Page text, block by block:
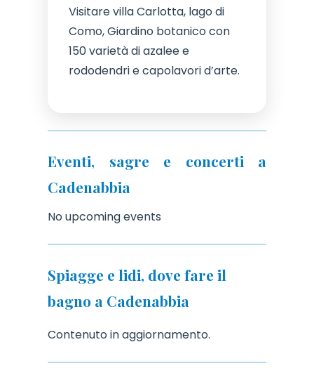
Visitare villa Carlotta, lago di
Como, Giardino botanico con
150 varietà di azalee e
rododendri e capolavori d’arte.
Eventi, sagre e concerti a
Cadenabbia
No upcoming events
Spiagge e lidi, dove fare il
bagno a Cadenabbia
Contenuto in aggiornamento.